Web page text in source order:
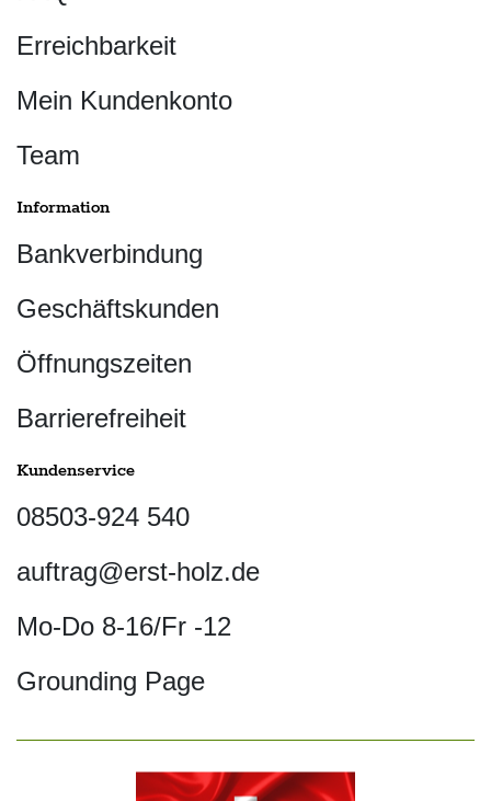
Erreichbarkeit
Mein Kundenkonto
Team
Information
Bankverbindung
Geschäftskunden
Öffnungszeiten
Barrierefreiheit
Kundenservice
08503-924 540
auftrag@erst-holz.de
Mo-Do 8-16/Fr -12
Grounding Page